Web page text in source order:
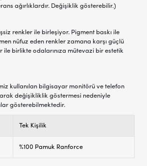
ağırlıklardır. Değişiklik gösterebilir.)
renkler ile birleşiyor. Pigment baskı ile
nüfuz eden renkler zamana karşı güçlü
ile birlikte odalarınıza mütevazi bir estetik
kullanılan bilgisayar monitörü ve telefon
değişikliklik göstermesi nedeniyle
gösterebilmektedir.
Tek Kişilik
%100 Pamuk Ranforce